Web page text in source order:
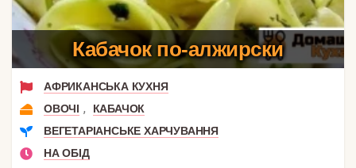
Кабачок по-алжирски
АФРИКАНСЬКА КУХНЯ
ОВОЧІ ,
КАБАЧОК
ВЕГЕТАРІАНСЬКЕ ХАРЧУВАННЯ
НА ОБІД